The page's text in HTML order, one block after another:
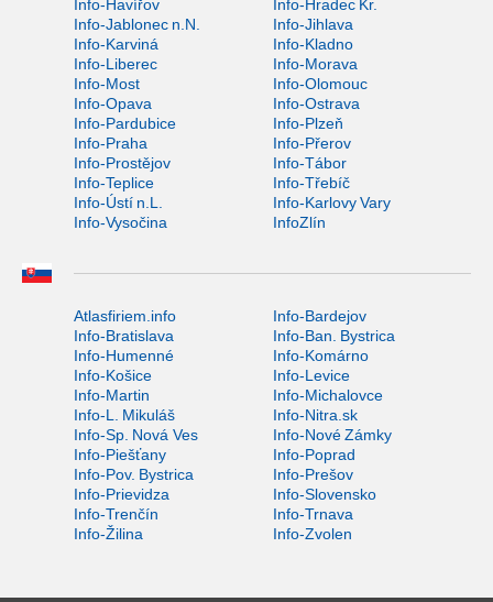
Info-Havířov
Info-Hradec Kr.
Info-Jablonec n.N.
Info-Jihlava
Info-Karviná
Info-Kladno
Info-Liberec
Info-Morava
Info-Most
Info-Olomouc
Info-Opava
Info-Ostrava
Info-Pardubice
Info-Plzeň
Info-Praha
Info-Přerov
Info-Prostějov
Info-Tábor
Info-Teplice
Info-Třebíč
Info-Ústí n.L.
Info-Karlovy Vary
Info-Vysočina
InfoZlín
Atlasfiriem.info
Info-Bardejov
Info-Bratislava
Info-Ban. Bystrica
Info-Humenné
Info-Komárno
Info-Košice
Info-Levice
Info-Martin
Info-Michalovce
Info-L. Mikuláš
Info-Nitra.sk
Info-Sp. Nová Ves
Info-Nové Zámky
Info-Piešťany
Info-Poprad
Info-Pov. Bystrica
Info-Prešov
Info-Prievidza
Info-Slovensko
Info-Trenčín
Info-Trnava
Info-Žilina
Info-Zvolen